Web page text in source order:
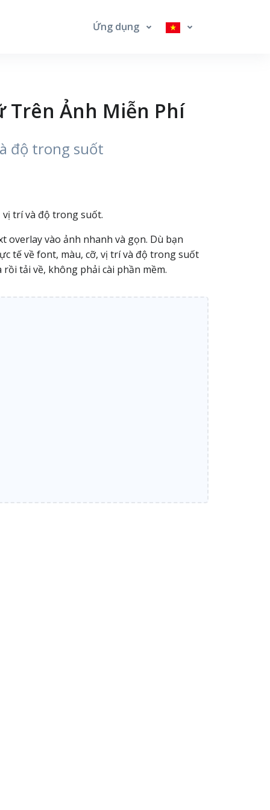
Ứng dụng
Trên Ảnh Miễn Phí
độ trong suốt
vị trí và độ trong suốt.
vào ảnh nhanh và gọn. Dù bạn
tế về font, màu, cỡ, vị trí và độ trong suốt
tải về, không phải cài phần mềm.